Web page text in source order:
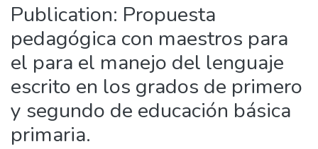
Publication: Propuesta
pedagógica con maestros para
el para el manejo del lenguaje
escrito en los grados de primero
y segundo de educación básica
primaria.